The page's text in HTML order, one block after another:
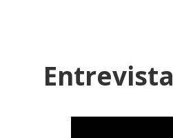
Entrevista